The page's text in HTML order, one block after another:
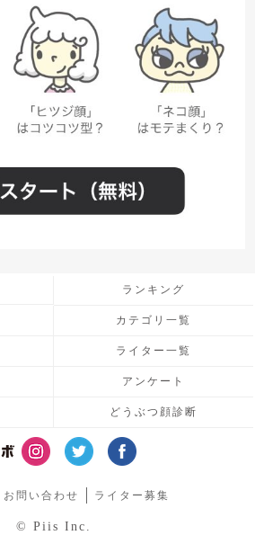
ランキング
カテゴリ一覧
ライター一覧
アンケート
どうぶつ顔診断
お問い合わせ ライター募集
© Piis Inc.